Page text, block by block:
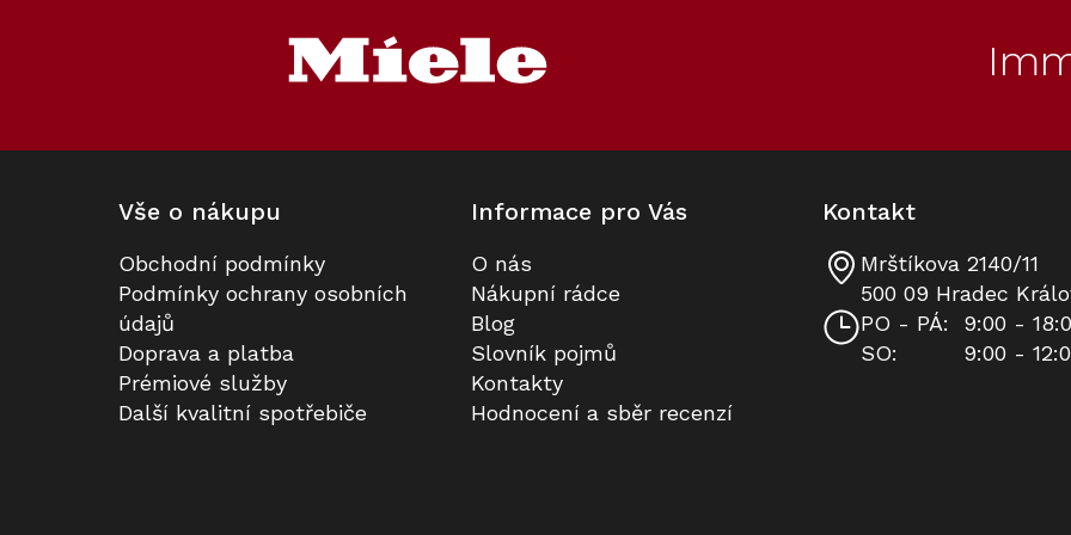
Volně stojící vinotéka MIELE KWT
4584 E Černá
Skladem v Miele
58 990 Kč
Volně stojící vinotéka MIELE
KWTS 4785 F Obsidian černý
Skladem v Miele
94 990 Kč
Sada utěrek Miele MicroCloth, 3
ks
Skladem
390 Kč
Víceúčelová utěrka z
Skladem
270 Kč
Vše o nákupu
Obchodní podmínky
Podmínky ochrany osobních
údajů
Doprava a platba
Prémiové služby
Další kvalitní spotřebiče
Informace pro Vás
O nás
Nákupní rádce
Blog
Slovník pojmů
Kontakty
Hodnocení a sběr recenzí
Kontakt
Mrštíkova 2140/11
500 09 Hradec
PO - PÁ:
9:00 -
SO:
9:00 -